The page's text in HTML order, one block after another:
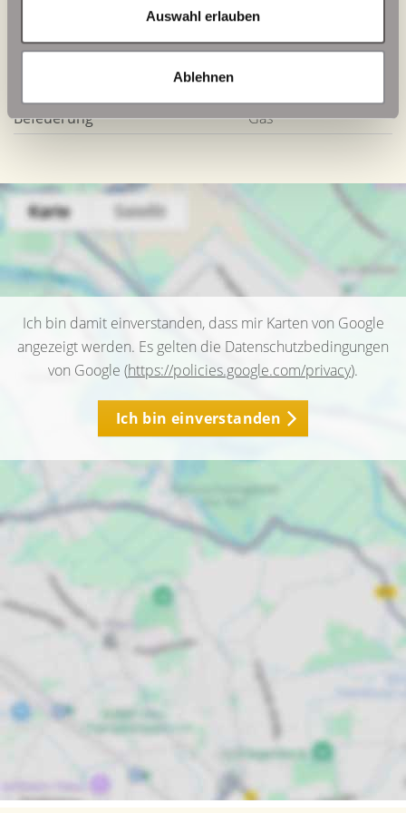
Auswahl erlauben
Ablehnen
Energieausweis Werteklasse
D
Energieausweis Baujahr
2024
Energieausweis Gebäudeart
Befeuerung
Gas
Ich bin damit einverstanden, dass mir Karten von Google
angezeigt werden. Es gelten die Datenschutzbedingungen
von Google (https://policies.google.com/privacy).
Ich bin einverstanden